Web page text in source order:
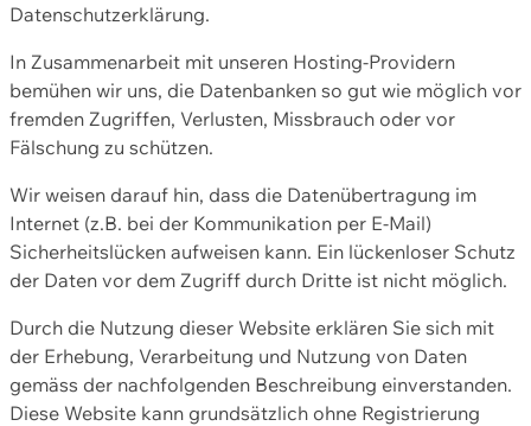
Datenschutzerklärung.
In Zusammenarbeit mit unseren Hosting-Providern
bemühen wir uns, die Datenbanken so gut wie möglich vor
fremden Zugriffen, Verlusten, Missbrauch oder vor
Fälschung zu schützen.
Wir weisen darauf hin, dass die Datenübertragung im
Internet (z.B. bei der Kommunikation per E-Mail)
Sicherheitslücken aufweisen kann. Ein lückenloser Schutz
der Daten vor dem Zugriff durch Dritte ist nicht möglich.
Durch die Nutzung dieser Website erklären Sie sich mit
der Erhebung, Verarbeitung und Nutzung von Daten
gemäss der nachfolgenden Beschreibung einverstanden.
Diese Website kann grundsätzlich ohne Registrierung